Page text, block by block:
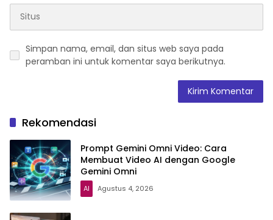
Simpan nama, email, dan situs web saya pada
peramban ini untuk komentar saya berikutnya.
Rekomendasi
Prompt Gemini Omni Video: Cara
Membuat Video AI dengan Google
Gemini Omni
AI Agustus 4, 2026